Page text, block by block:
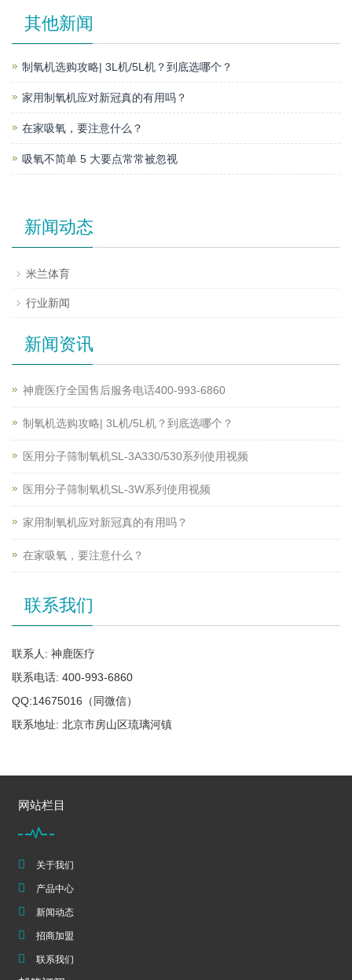
其他新闻
制氧机选购攻略| 3L机/5L机？到底选哪个？
家用制氧机应对新冠真的有用吗？
在家吸氧，要注意什么？
吸氧不简单 5 大要点常常被忽视
新闻动态
米兰体育
行业新闻
新闻资讯
神鹿医疗全国售后服务电话400-993-6860
制氧机选购攻略| 3L机/5L机？到底选哪个？
医用分子筛制氧机SL-3A330/530系列使用视频
医用分子筛制氧机SL-3W系列使用视频
家用制氧机应对新冠真的有用吗？
在家吸氧，要注意什么？
联系我们
联系人: 神鹿医疗
联系电话: 400-993-6860
QQ:14675016（同微信）
联系地址: 北京市房山区琉璃河镇
网站栏目
关于我们
产品中心
新闻动态
招商加盟
联系我们